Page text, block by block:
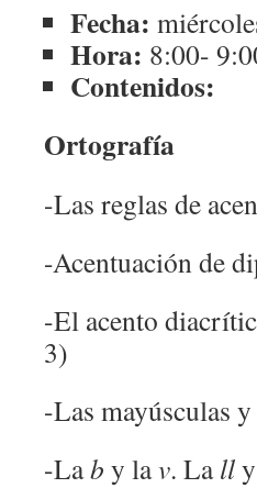
Fecha:
Hora: 8:00-
Contenidos:
Ortografía
-Las reglas de
-Acentuación de
-El acento
3)
-Las mayúsculas
-Lab y lav. Lall